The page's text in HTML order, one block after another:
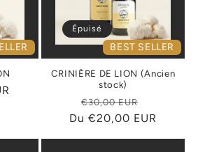
BEST SELLER
Épuisé
CRINIÈRE DE LION (Ancien
stock)
Prix
habituel
€30,00 EUR
Du €20,00 EUR